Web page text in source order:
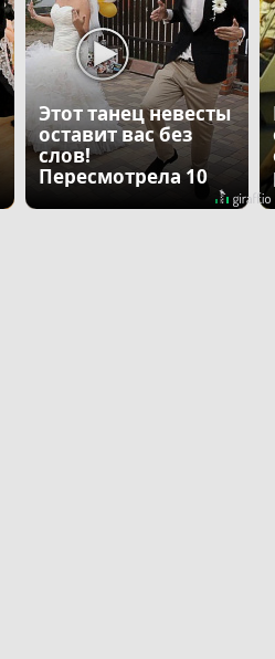
Этот танец невесты
оставит вас без
слов!
Пересмотрела 10